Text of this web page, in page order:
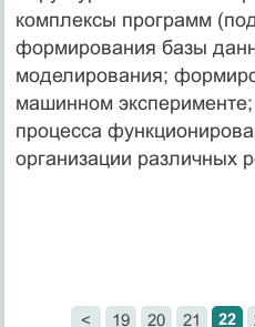
комплексы программ
формирования базы
моделирования;
машинном
процесса
организации
< 19 20 21 22